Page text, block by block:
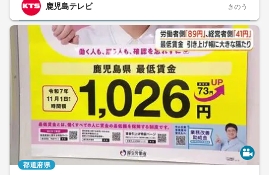
鹿児島テレビ きのう
都道府県